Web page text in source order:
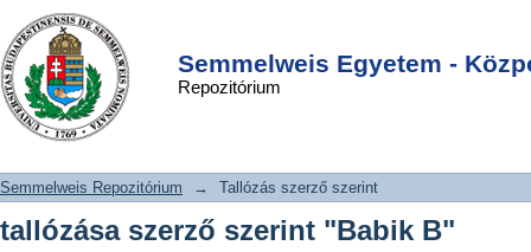
Semmelweis Egyetem -
Repozitórium
tallózása szerző szerint "Babik B"
DSpace/Manakin Repository
Semmelweis Repozitórium → Tallózás szerző szerint
tallózása szerző szerint "Babik B"